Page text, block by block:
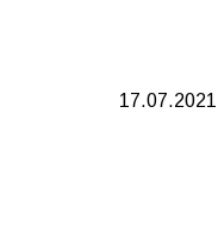
17.07.2021